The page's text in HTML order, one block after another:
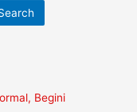
Begini